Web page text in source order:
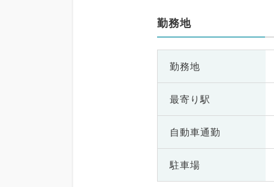
勤務地
勤務地
最寄り駅
自動車通勤
駐車場